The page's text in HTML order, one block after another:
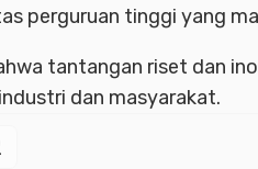
perguruan tinggi yang
tantangan riset dan
dan masyarakat.